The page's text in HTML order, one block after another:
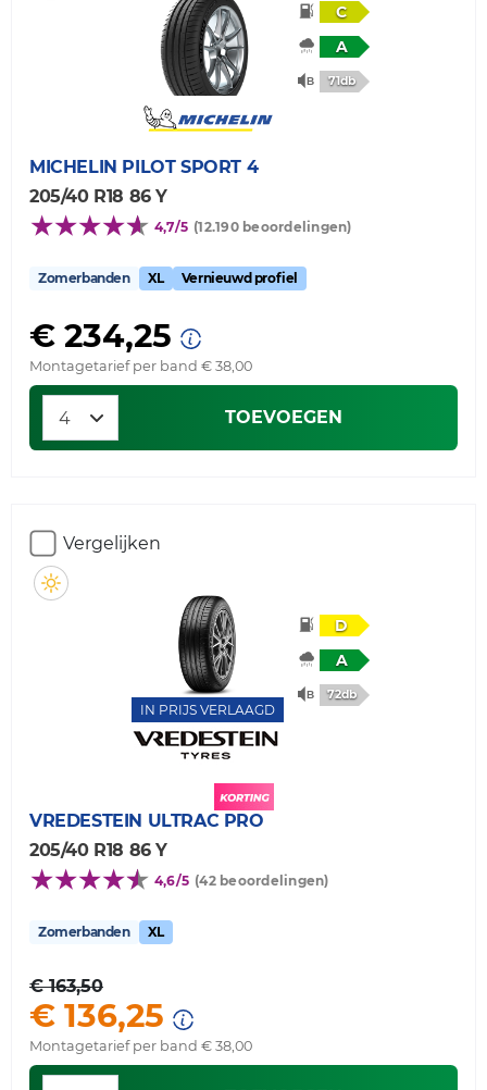
C
A
71db
MICHELIN PILOT SPORT 4
205/40 R18 86 Y
4,7/5 (12.190 beoordelingen)
Zomerbanden XL Vernieuwd profiel
€ 234,25
Montagetarief per band € 38,00
TOEVOEGEN
Vergelijken
IN PRIJS VERLAAGD
D
A
72db
VREDESTEIN ULTRAC PRO
205/40 R18 86 Y
4,6/5 (42 beoordelingen)
Zomerbanden XL
€ 163,50
€ 136,25
Montagetarief per band € 38,00